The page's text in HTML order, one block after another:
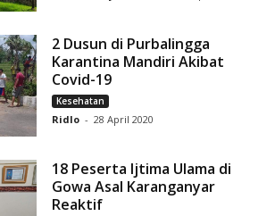
2 Dusun di Purbalingga
Karantina Mandiri Akibat
Covid-19
Kesehatan
Ridlo - 28 April 2020
18 Peserta Ijtima Ulama di
Gowa Asal Karanganyar
Reaktif